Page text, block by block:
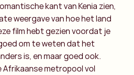
kant van Kenia zien,
weergave van hoe het land
film hebt gezien voordat je
om te weten dat het
is, en maar goed ook.
Afrikaanse metropool vol